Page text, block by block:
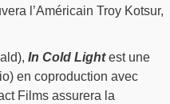
l’Américain Troy Kotsur,
In Cold Lightest une
en coproduction avec
Films assurera la